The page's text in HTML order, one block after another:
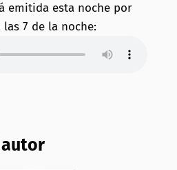
emitida esta noche por
las 7 de la noche: